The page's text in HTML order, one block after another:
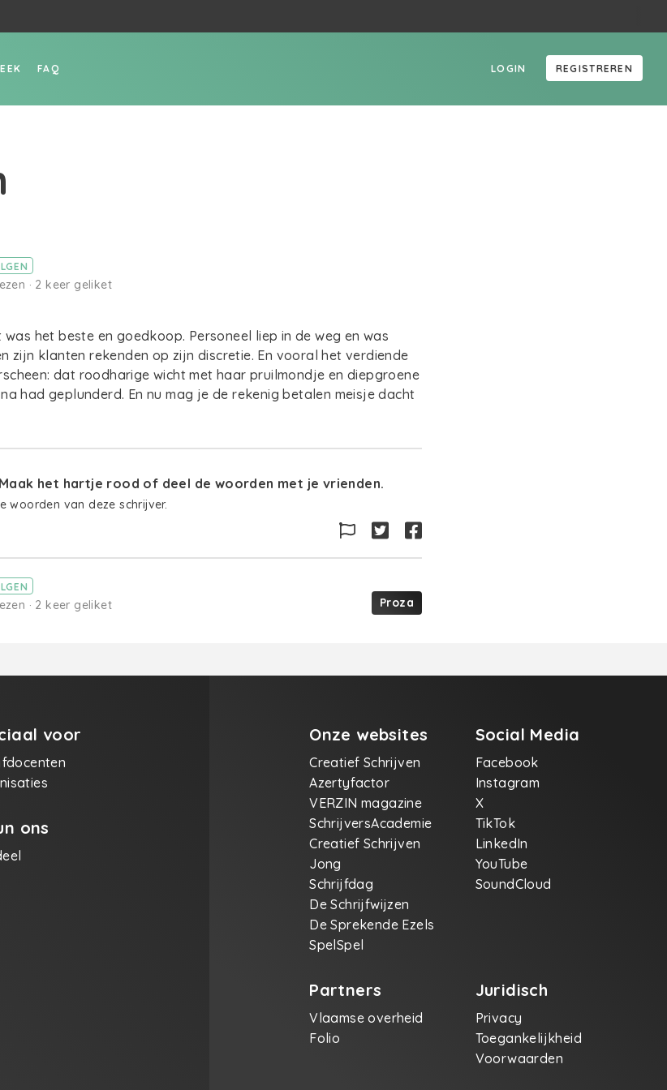
FAQ LOGIN REGISTREREN
· 2 keer geliket
het beste en goedkoop. Personeel liep in de weg en was
zijn klanten rekenden op zijn discretie. En vooral het verdiende
dat roodharige wicht met haar pruilmondje en diepgroene
had geplunderd. En nu mag je de rekenig betalen meisje dacht
het hartje rood of deel de woorden met je vrienden.
woorden van deze schrijver.
· 2 keer geliket Proza
voor
ons
Onze websites
Creatief Schrijven
Azertyfactor
VERZIN magazine
SchrijversAcademie
Creatief Schrijven
Jong
Schrijfdag
De Schrijfwijzen
De Sprekende Ezels
SpelSpel
Social Media
Facebook
Instagram
X
TikTok
LinkedIn
YouTube
SoundCloud
Partners
Vlaamse overheid
Folio
Juridisch
Privacy
Toegankelijkheid
Voorwaarden